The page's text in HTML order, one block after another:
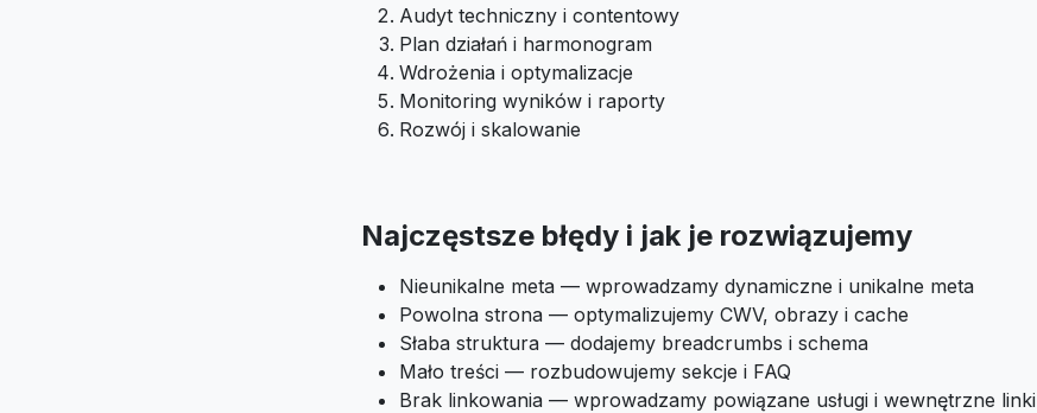
Audyt techniczny i contentowy
Plan działań i harmonogram
Wdrożenia i optymalizacje
Monitoring wyników i raporty
Rozwój i skalowanie
Najczęstsze błędy i jak je rozwiązujemy
Nieunikalne meta — wprowadzamy dynamiczne i unikalne meta
Powolna strona — optymalizujemy CWV, obrazy i cache
Słaba struktura — dodajemy breadcrumbs i schema
Mało treści — rozbudowujemy sekcje i FAQ
Brak linkowania — wprowadzamy powiązane usługi i wewnętrzne linki